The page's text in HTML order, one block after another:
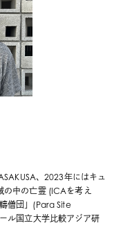
、2023年にはキュ
の中の亡霊 (ICAを考え
僧団」(Para Site
ル国立大学比較アジア研